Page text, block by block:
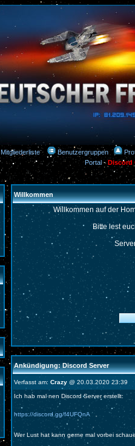
Mitgliederliste Benutzergruppen
Portal-Discord
Willkommen
Willkommen auf der
Bitte lest
Ankündigung: Discord Server
Verfasst am: Crazy @ 20.03.2020 23:39
Ich hab mal nen Discord Server erstellt:
https://discord.gg/f4UFQnA
Wer Lust hat kann gerne mal vorbei